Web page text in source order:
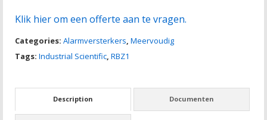
Klik hier om een offerte aan te vragen.
Categories: Alarmversterkers, Meervoudig
Tags: Industrial Scientific, RBZ1
Description Documenten